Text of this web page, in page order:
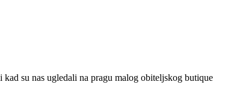
su nas ugledali na pragu malog obiteljskog butique